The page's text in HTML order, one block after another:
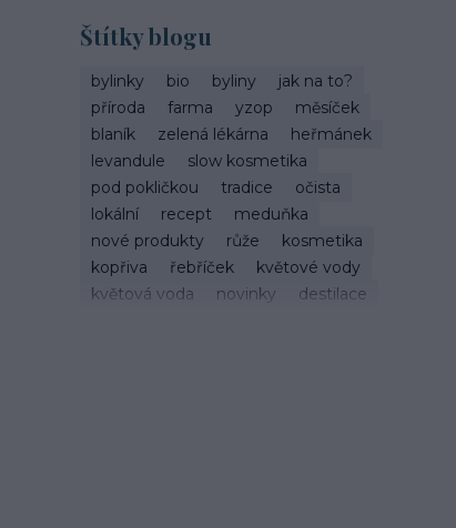
Štítky blogu
bylinky bio byliny
jak na to?
příroda
farma yzop
měsíček
blaník
zelená lékárna
heřmánek
levandule
slow kosmetika
pod pokličkou
tradice
očista
lokální
recept
meduňka
nové produkty
růže
kosmetika
kopřiva
řebříček
květové vody
květová voda
novinky
destilace